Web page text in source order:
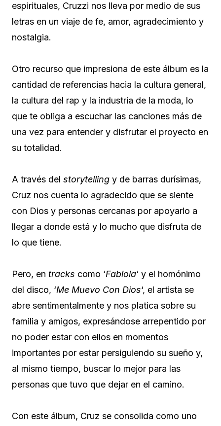
espirituales, Cruzzi nos lleva por medio de sus
letras en un viaje de fe, amor, agradecimiento y
nostalgia.
Otro recurso que impresiona de este álbum es la
cantidad de referencias hacia la cultura general,
la cultura del rap y la industria de la moda, lo
que te obliga a escuchar las canciones más de
una vez para entender y disfrutar el proyecto en
su totalidad.
A través del storytelling y de barras durísimas,
Cruz nos cuenta lo agradecido que se siente
con Dios y personas cercanas por apoyarlo a
llegar a donde está y lo mucho que disfruta de
lo que tiene.
Pero, en tracks como ‘Fabiola‘ y el homónimo
del disco, ‘Me Muevo Con Dios‘, el artista se
abre sentimentalmente y nos platica sobre su
familia y amigos, expresándose arrepentido por
no poder estar con ellos en momentos
importantes por estar persiguiendo su sueño y,
al mismo tiempo, buscar lo mejor para las
personas que tuvo que dejar en el camino.
Con este álbum, Cruz se consolida como uno